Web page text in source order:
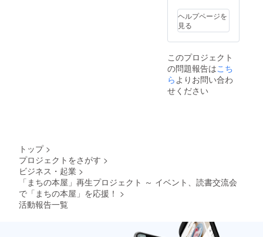
目標金額を上回る成果を上
げることができれば、現
在、追加でお話をいただい
ている調布駅前の「まちの
が消えたら大変だ！」とい
う特集を行っています。ま
さに、そうした思いで頑
張って参ります。 どうか皆
しくお願い申し上げます。
（女優･
国立市
議会議
員）④
子さん
（書籍
編集
者）⑤
上杉惠
会食）
①牛窪
万里子
さん
NHK
キャス
ター）
②三宅
哲之さ
デミー
学長）
（女優･
円相
当）
４．起
業や出
するワ
ンポイ
ント･ア
ドバイ
スがも
＋大杉
潤との
万里子
ヘルプページを
見る
このプロジェクト
の問題報告はこち
ら よりお問い合わ
せください
トップ >
プロジェクトをさがす >
ビジネス・起業 >
「まちの本屋」再生プロジェクト ～ イベント、読書交流会
で「まちの本屋」を応援！ >
活動報告一覧